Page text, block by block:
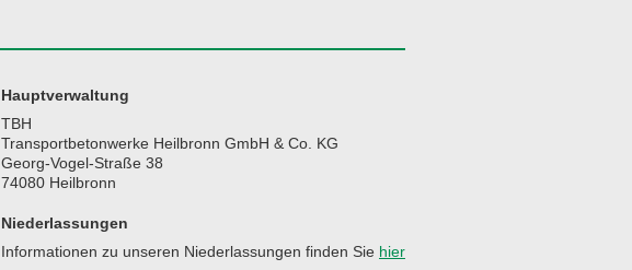
Hauptverwaltung
TBH
Transportbetonwerke Heilbronn GmbH & Co. KG
Georg-Vogel-Straße 38
74080 Heilbronn
Niederlassungen
Informationen zu unseren Niederlassungen finden Sie hier